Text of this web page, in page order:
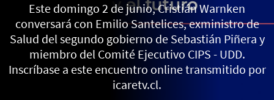
Este domingo 2 de junio, Cristián Warnken
conversará con Emilio Santelices, exministro de
Salud del segundo gobierno de Sebastián Piñera y
miembro del Comité Ejecutivo CIPS - UDD.
Inscríbase a este encuentro online transmitido por
icaretv.cl.